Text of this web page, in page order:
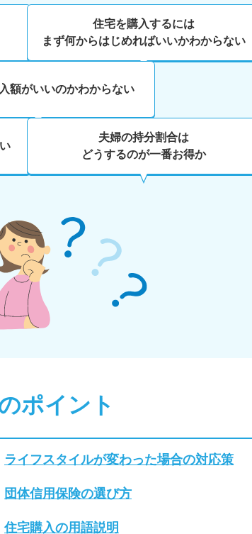
住宅を購入するには
まず何からはじめればいいかわからない
額がいいのかわからない
夫婦の持分割合は
どうするのが一番お得か
ポイント
ライフスタイルが変わった場合の対応策
団体信用保険の選び方
住宅購入の用語説明